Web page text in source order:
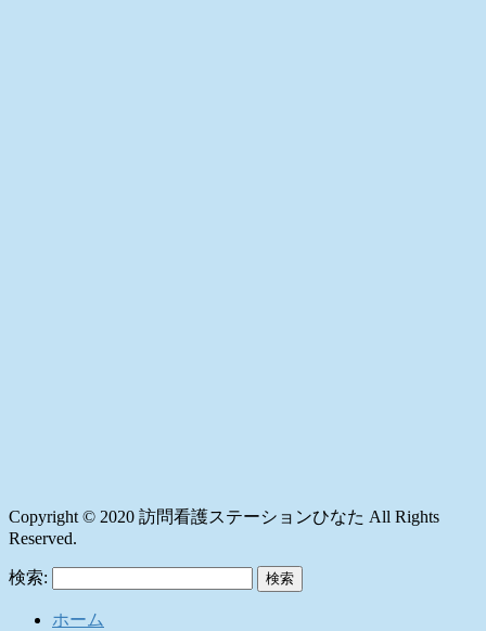
Copyright © 2020 訪問看護ステーションひなた All Rights
Reserved.
検索:
ホーム